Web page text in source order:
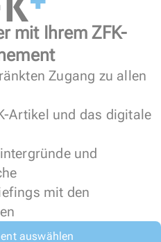
mit Ihrem ZFK-
Zugang zu allen
Artikel und das digitale
und
mit den
auswählen